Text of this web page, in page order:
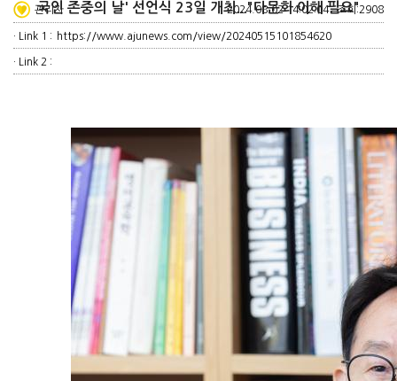
국인 존중의 날' 선언식 23일 개최..."다문화 이해 필요"
관리자 2024.08.02 14:02:04 · 조회:2908
· Link 1 : https://www.ajunews.com/view/20240515101854620
· Link 2 :